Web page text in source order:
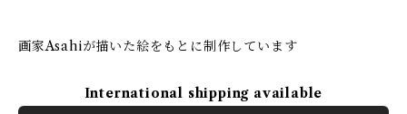
画家Asahiが描いた絵をもとに制作しています
International shipping available